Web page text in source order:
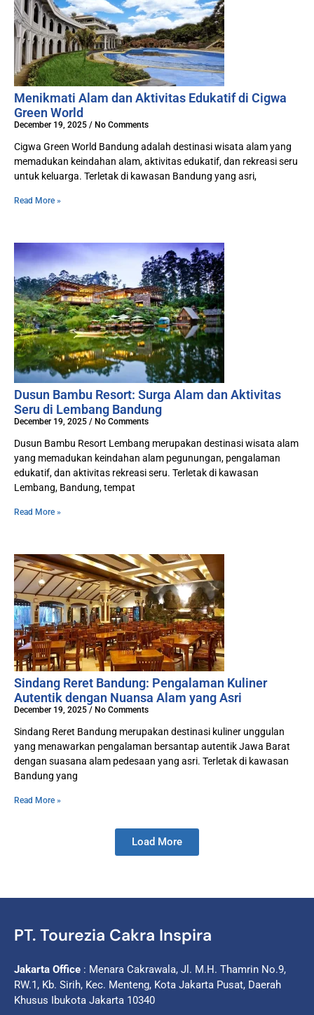
Menikmati Alam dan Aktivitas Edukatif di Cigwa
Green World
December 19, 2025 No Comments
Cigwa Green World Bandung adalah destinasi wisata alam yang
memadukan keindahan alam, aktivitas edukatif, dan rekreasi seru
untuk keluarga. Terletak di kawasan Bandung yang asri,
Read More »
Dusun Bambu Resort: Surga Alam dan Aktivitas
Seru di Lembang Bandung
December 19, 2025 No Comments
Dusun Bambu Resort Lembang merupakan destinasi wisata alam
yang memadukan keindahan alam pegunungan, pengalaman
edukatif, dan aktivitas rekreasi seru. Terletak di kawasan
Lembang, Bandung, tempat
Read More »
Sindang Reret Bandung: Pengalaman Kuliner
Autentik dengan Nuansa Alam yang Asri
December 19, 2025 No Comments
Sindang Reret Bandung merupakan destinasi kuliner unggulan
yang menawarkan pengalaman bersantap autentik Jawa Barat
dengan suasana alam pedesaan yang asri. Terletak di kawasan
Bandung yang
Read More »
Load More
PT. Tourezia Cakra Inspira
Jakarta Office : Menara Cakrawala, Jl. M.H. Thamrin No.9,
RW.1, Kb. Sirih, Kec. Menteng, Kota Jakarta Pusat, Daerah
Khusus Ibukota Jakarta 10340